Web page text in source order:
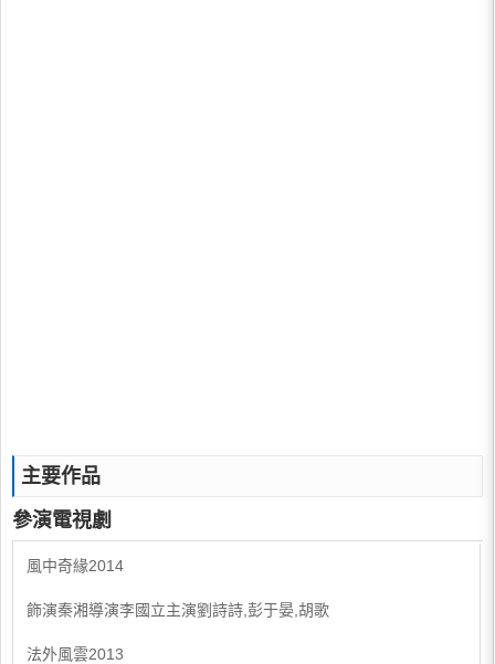
主要作品
參演電視劇
風中奇緣2014
飾演秦湘導演李國立主演劉詩詩,彭于晏,胡歌
法外風雲2013